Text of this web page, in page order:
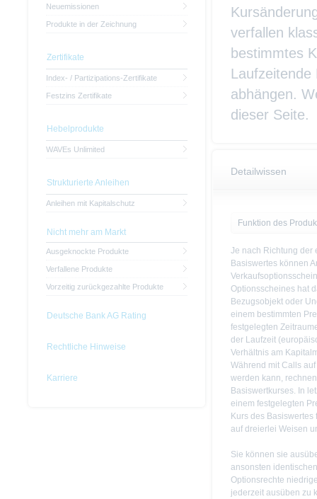
verfallen
bestimmtes
abhängen.
dieser Seite.
Detailwissen
Funktion des
Je nach Richtung der
Basiswertes können
Optionsscheines hat
Bezugsobjekt oder
einem bestimmten
festgelegten
der Laufzeit
Verhältnis am
Während mit Calls
werden kann,
Basiswertkurses. In
einem festgelegten
Kurs des
auf dreierlei Weisen
Sie können sie
ansonsten
Optionsrechte
jederzeit ausüben zu
Neuemissionen
Produkte in der Zeichnung
Zertifikate
Index- / Partizipations-Zertifikate
Festzins Zertifikate
Hebelprodukte
WAVEs Unlimited
Strukturierte Anleihen
Anleihen mit Kapitalschutz
Nicht mehr am Markt
Ausgeknockte Produkte
Verfallene Produkte
Vorzeitig zurückgezahlte Produkte
Deutsche Bank AG Rating
Rechtliche Hinweise
Karriere